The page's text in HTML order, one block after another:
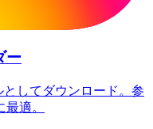
ー
としてダウンロード。参
適。